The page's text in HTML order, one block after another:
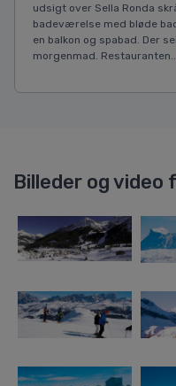
udsigt over Sella Ronda
badeværelse med bløde
en balkon og spabad. Der
morgenmad.
Billeder og video